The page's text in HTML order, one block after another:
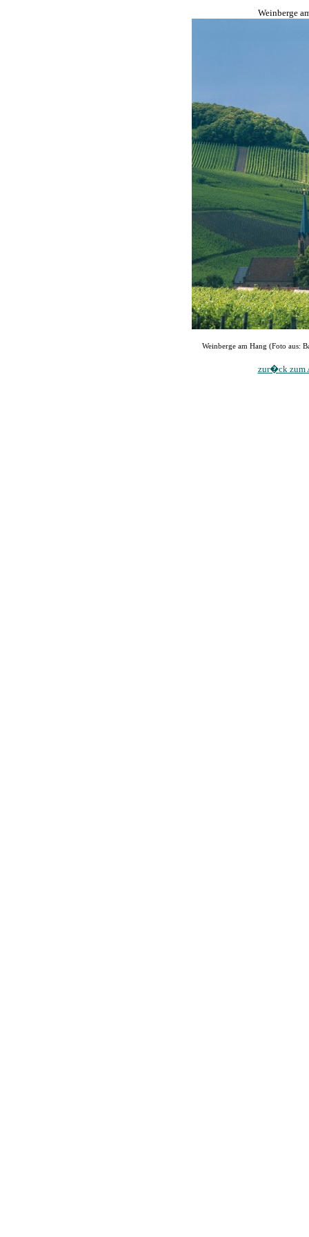
Weinberge
Weinberge am Hang (Foto aus:
zur�ck zum